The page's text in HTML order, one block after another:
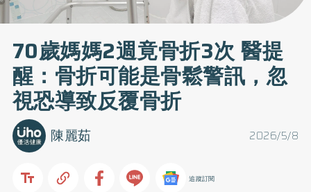
70歲媽媽2週竟骨折3次 醫提
醒：骨折可能是骨鬆警訊，忽
視恐導致反覆骨折
2026/5/8
陳麗茹
追蹤訂閱